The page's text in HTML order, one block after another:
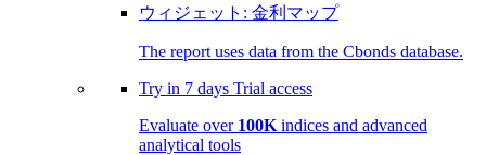
ウィジェット: 金利マップ
The report uses data from the Cbonds database.
Try in 7 days Trial access
Evaluate over 100K indices and advanced
analytical tools